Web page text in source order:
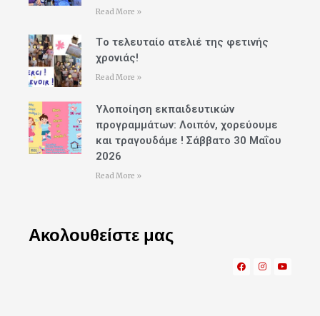
Read More »
Tο τελευταίο ατελιέ της φετινής
χρονιάς!
Read More »
Υλοποίηση εκπαιδευτικών
προγραμμάτων: Λοιπόν, χορεύουμε
και τραγουδάμε ! Σάββατο 30 Μαΐου
2026
Read More »
Ακολουθείστε μας